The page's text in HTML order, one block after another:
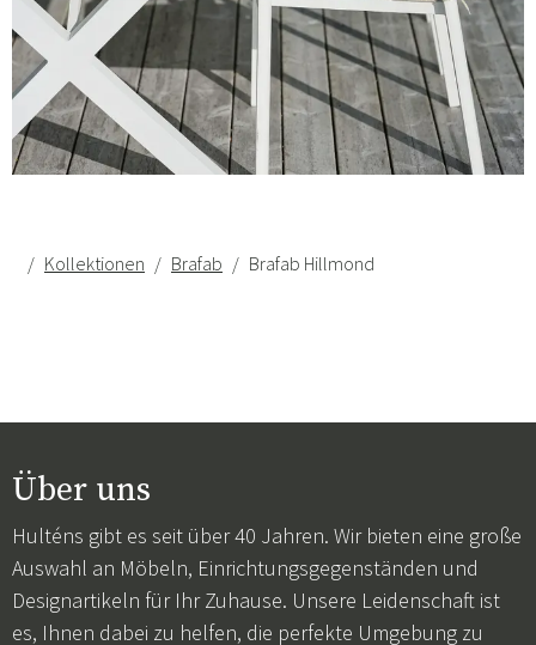
Kollektionen Brafab Brafab Hillmond
Über uns
Hulténs gibt es seit über 40 Jahren. Wir bieten eine große
Auswahl an Möbeln, Einrichtungsgegenständen und
Designartikeln für Ihr Zuhause. Unsere Leidenschaft ist
es, Ihnen dabei zu helfen, die perfekte Umgebung zu